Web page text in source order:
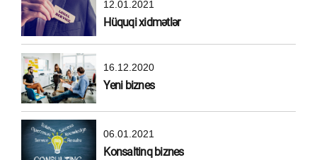
12.01.2021
Hüquqi xidmətlər
16.12.2020
Yeni biznes
06.01.2021
Konsaltinq biznes